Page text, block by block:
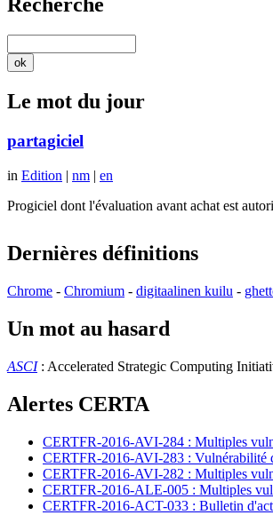
Le mot du jour
partagiciel
in Edition | nm | en
Progiciel dont l'évaluation avant achat est
Dernières définitions
Chrome - Chromium - digitaalinen kuilu -
Un mot au hasard
ASCI: Accelerated Strategic Computing
Alertes CERTA
CERTFR-2016-AVI-284 : Multiples
CERTFR-2016-AVI-283 : Vulnérabilité
CERTFR-2016-AVI-282 : Multiples
CERTFR-2016-ALE-005 : Multiples
CERTFR-2016-ACT-033 : Bulletin